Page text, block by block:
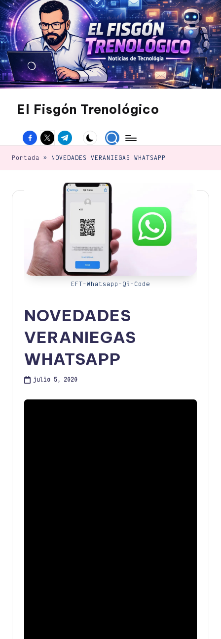
Saltar
al
contenido
El Fisgón Trenológico
sitio
noticias
tecnología
Facebook
Twitter
Canal
Telegram
Portada » NOVEDADES VERANIEGAS WHATSAPP
EFT-Whatsapp-QR-Code
NOVEDADES
VERANIEGAS
WHATSAPP
julio 5, 2020